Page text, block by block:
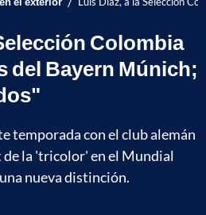
Colombia
del Bayern Múnich;
temporada con el club alemán
de la 'tricolor' en el Mundial
nueva distinción.